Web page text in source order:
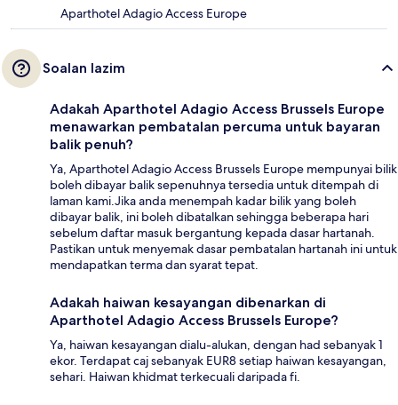
Aparthotel Adagio Access Europe
Soalan lazim
Adakah Aparthotel Adagio Access Brussels Europe
menawarkan pembatalan percuma untuk bayaran
balik penuh?
Ya, Aparthotel Adagio Access Brussels Europe mempunyai bilik
boleh dibayar balik sepenuhnya tersedia untuk ditempah di
laman kami.Jika anda menempah kadar bilik yang boleh
dibayar balik, ini boleh dibatalkan sehingga beberapa hari
sebelum daftar masuk bergantung kepada dasar hartanah.
Pastikan untuk menyemak dasar pembatalan hartanah ini untuk
mendapatkan terma dan syarat tepat.
Adakah haiwan kesayangan dibenarkan di
Aparthotel Adagio Access Brussels Europe?
Ya, haiwan kesayangan dialu-alukan, dengan had sebanyak 1
ekor. Terdapat caj sebanyak EUR8 setiap haiwan kesayangan,
sehari. Haiwan khidmat terkecuali daripada fi.